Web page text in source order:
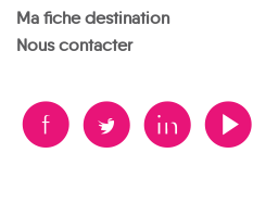
Ma fiche destination
Nous contacter
B A D F